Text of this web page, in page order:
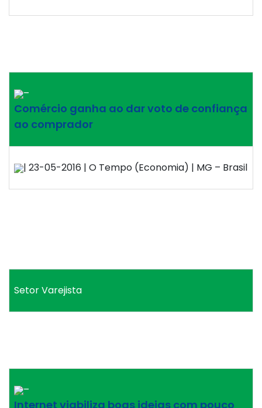
–
Comércio ganha ao dar voto de confiança
ao comprador
| 23-05-2016 | O Tempo (Economia) | MG – Brasil
Setor Varejista
–
Internet viabiliza boas ideias com pouco